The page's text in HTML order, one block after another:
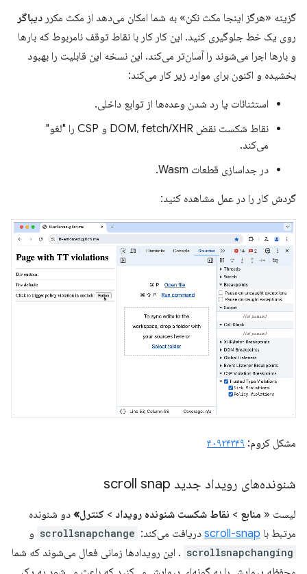
گزینه «هرگز اینجا مکث نکن» به شما امکان می‌دهد از مکث مکرر دیباگر
روی یک خط جلوگیری کنید. این کار کار با نقاط توقف نامربوط که بارها
و بارها اجرا می‌شوند را آسان‌تر می‌کند. این نسخه این قابلیت را بهبود
بخشیده و اکنون برای موارد زیر کار می‌کند:
استثنائات یا رد شدن وعده‌ها از توابع داخلی.
نقاط شکست نقض DOM، fetch/XHR و CSP را "لغو"
می‌کند.
در جداسازی قطعات Wasm.
گردش کار را در عمل مشاهده کنید:
مشکل کروم: ۴۰۹۲۴۳۴۹
شنونده‌های رویداد جدید scroll snap
لیست « منابع > نقاط شکست شنونده رویداد > کنترل» دو شنونده
مرتبط با scroll-snap دریافت می‌کند: scrollsnapchange و
scrollsnapchanging . این رویدادها زمانی فعال می‌شوند که شما